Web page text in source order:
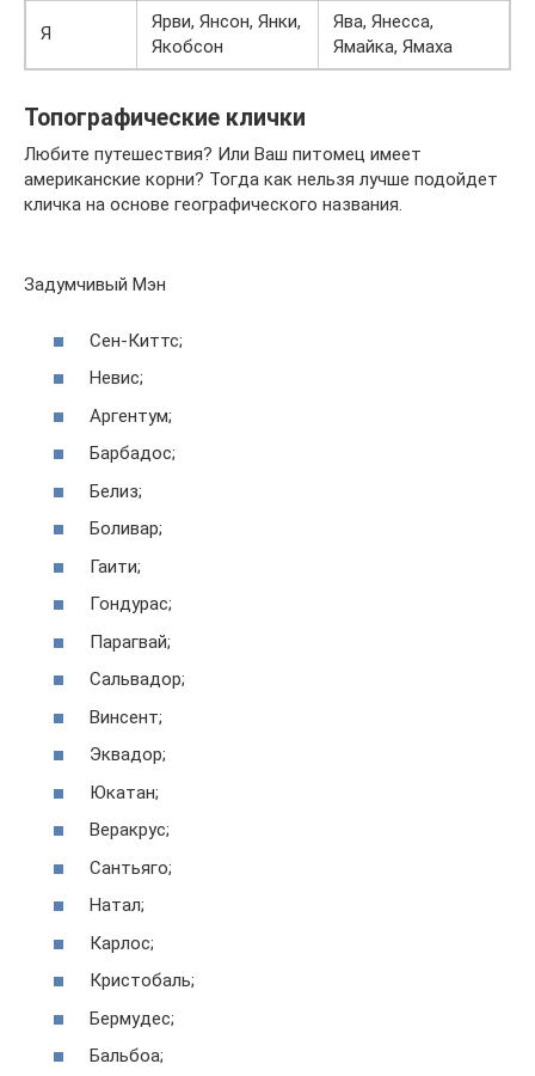
Я
Ярви, Янсон, Янки,
Якобсон
Ява, Янесса,
Ямайка, Ямаха
Топографические клички
Любите путешествия? Или Ваш питомец имеет
американские корни? Тогда как нельзя лучше подойдет
кличка на основе географического названия.
Задумчивый Мэн
Сен-Киттс;
Невис;
Аргентум;
Барбадос;
Белиз;
Боливар;
Гаити;
Гондурас;
Парагвай;
Сальвадор;
Винсент;
Эквадор;
Юкатан;
Веракрус;
Сантьяго;
Натал;
Карлос;
Кристобаль;
Бермудес;
Бальбоа;